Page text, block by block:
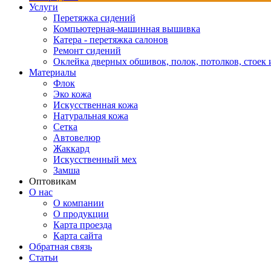
Услуги
Перетяжка сидений
Компьютерная-машинная вышивка
Катера - перетяжка салонов
Ремонт сидений
Оклейка дверных обшивок, полок, потолков, стоек
Материалы
Флок
Эко кожа
Искусственная кожа
Натуральная кожа
Сетка
Автовелюр
Жаккард
Искусственный мех
Замша
Оптовикам
О нас
О компании
О продукции
Карта проезда
Карта сайта
Обратная связь
Статьи